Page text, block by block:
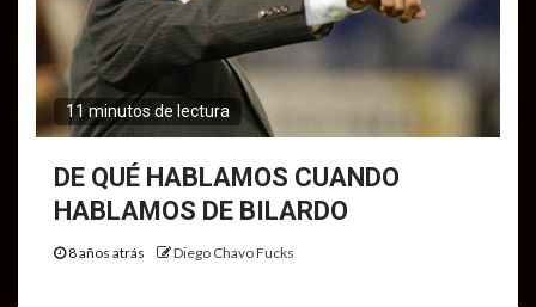
11 minutos de lectura
DE QUÉ HABLAMOS CUANDO
HABLAMOS DE BILARDO
8 años atrás Diego Chavo Fucks